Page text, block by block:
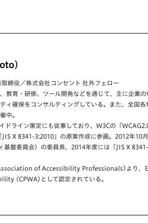
）
締役／株式会社コンセント 社外フェロー
教育・研修、ツール開発などを通じて、主に企業
ィ確保をコンサルティングしている。また、全国
中。
ドライン策定にも従事しており、W3Cの「
X 8341-3:2010」の原案作成に参画。2012年10
基盤委員会）の委員長、2014年度には「JIS X
of Accessibility Professionals)より、
(CPWA)として認定されている。